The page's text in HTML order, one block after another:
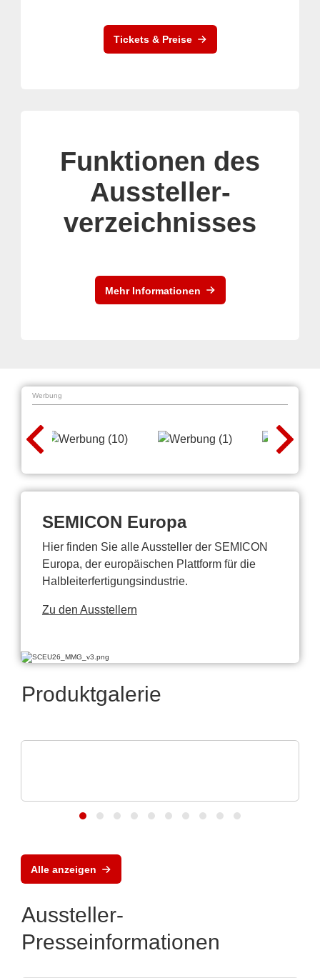
Tickets & Preise
Funktionen des
Aussteller-
verzeichnisses
Mehr Informationen
Werbung
SEMICON Europa
Hier finden Sie alle Aussteller der SEMICON
Europa, der europäischen Plattform für die
Halbleiterfertigungsindustrie.
Zu den Ausstellern
Produktgalerie
Alle anzeigen
Aussteller-
Presseinformationen